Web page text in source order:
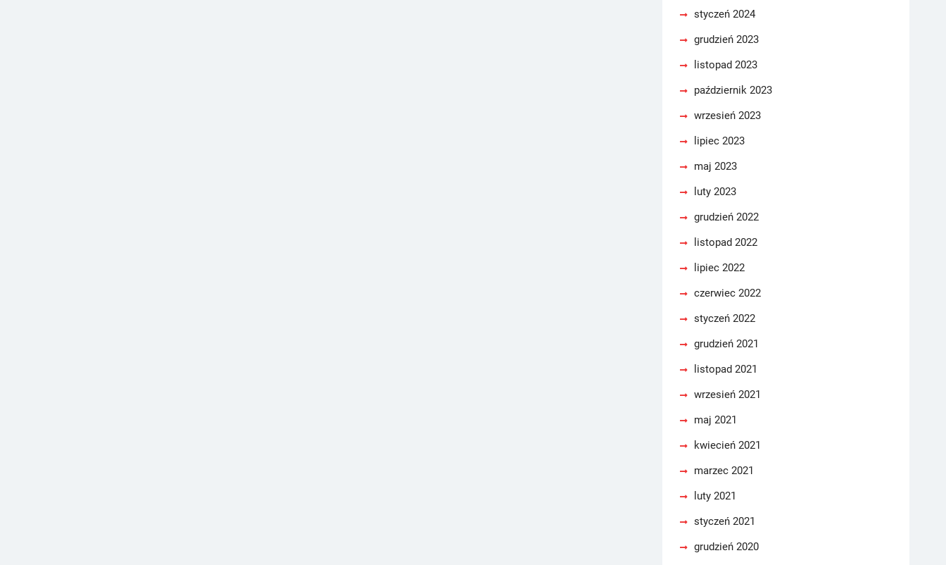
styczeń 2024
grudzień 2023
listopad 2023
październik 2023
wrzesień 2023
lipiec 2023
maj 2023
luty 2023
grudzień 2022
listopad 2022
lipiec 2022
czerwiec 2022
styczeń 2022
grudzień 2021
listopad 2021
wrzesień 2021
maj 2021
kwiecień 2021
marzec 2021
luty 2021
styczeń 2021
grudzień 2020